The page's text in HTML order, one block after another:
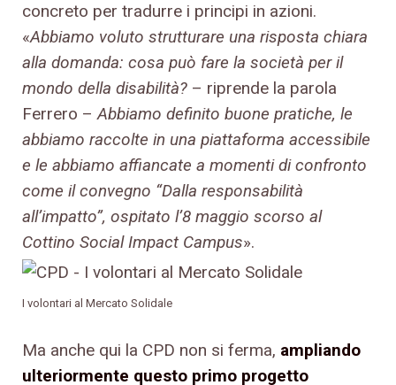
concreto per tradurre i principi in azioni.
«Abbiamo voluto strutturare una risposta chiara
alla domanda: cosa può fare la società per il
mondo della disabilità? – riprende la parola
Ferrero –Abbiamo definito buone pratiche, le
abbiamo raccolte in una piattaforma accessibile
e le abbiamo affiancate a momenti di confronto
come il convegno “Dalla responsabilità
all’impatto”, ospitato l’8 maggio scorso al
Cottino Social Impact Campus».
I volontari al Mercato Solidale
Ma anche qui la CPD non si ferma, ampliando
ulteriormente questo primo progetto